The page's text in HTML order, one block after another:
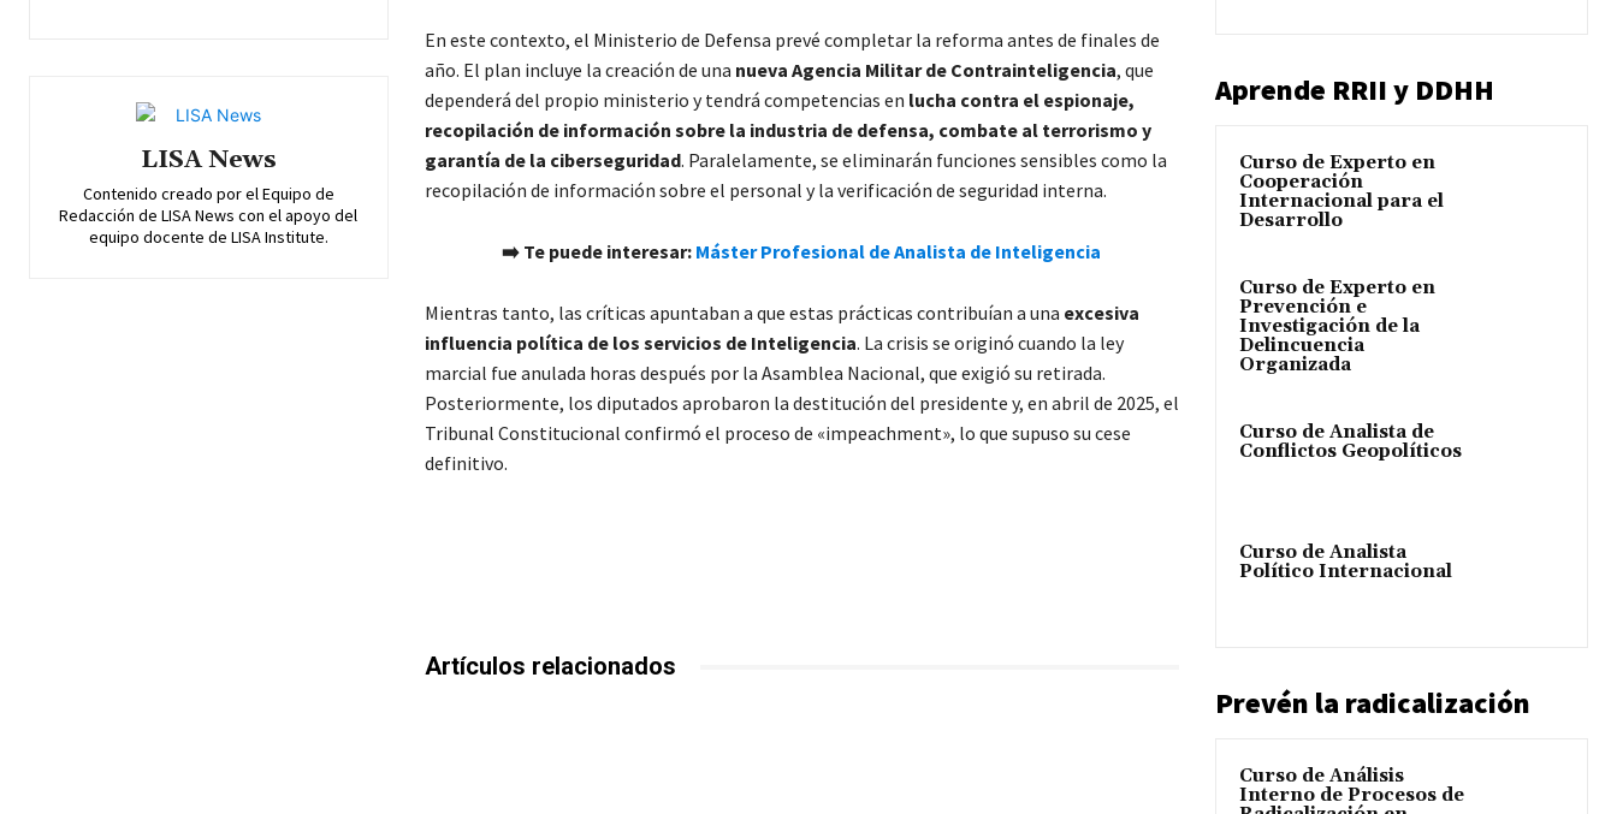
LISA News
Contenido creado por el Equipo de
Redacción de LISA News con el apoyo del
equipo docente de LISA Institute.
En este contexto, el Ministerio de Defensa prevé completar la reforma antes de finales de
año. El plan incluye la creación de una nueva Agencia Militar de Contrainteligencia, que
dependerá del propio ministerio y tendrá competencias en lucha contra el espionaje,
recopilación de información sobre la industria de defensa, combate al terrorismo y
garantía de la ciberseguridad. Paralelamente, se eliminarán funciones sensibles como la
recopilación de información sobre el personal y la verificación de seguridad interna.
➡️ Te puede interesar: Máster Profesional de Analista de Inteligencia
Mientras tanto, las críticas apuntaban a que estas prácticas contribuían a una excesiva
influencia política de los servicios de Inteligencia. La crisis se originó cuando la ley
marcial fue anulada horas después por la Asamblea Nacional, que exigió su retirada.
Posteriormente, los diputados aprobaron la destitución del presidente y, en abril de 2025, el
Tribunal Constitucional confirmó el proceso de «impeachment», lo que supuso su cese
definitivo.
Artículos relacionados
Aprende RRII y DDHH
Curso de Experto en
Cooperación
Internacional para el
Desarrollo
Curso de Experto en
Prevención e
Investigación de la
Delincuencia
Organizada
Curso de Analista de
Conflictos Geopolíticos
Curso de Analista
Político Internacional
Prevén la radicalización
Curso de Análisis
Interno de Procesos de